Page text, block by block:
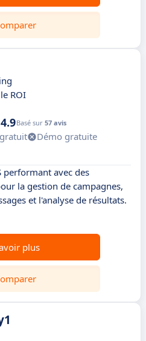
ROI
4.9Basé sur 57 avis
Démo gratuite
performant avec des
la gestion de campagnes,
et l'analyse de résultats.
plus